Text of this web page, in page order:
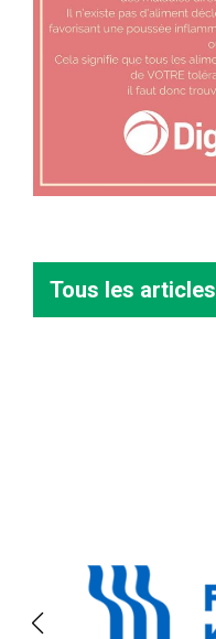
Tous les articles